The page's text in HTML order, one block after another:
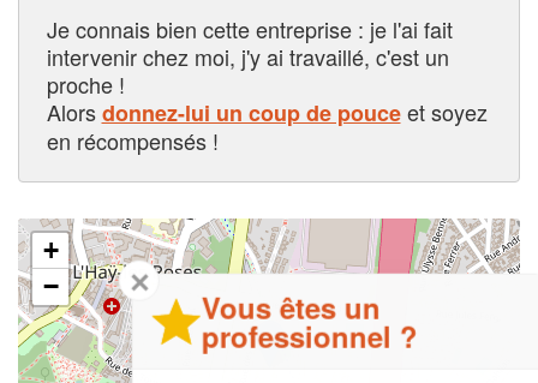
Je connais bien cette entreprise : je l'ai fait
intervenir chez moi, j'y ai travaillé, c'est un
proche !
Alorsdonnez-lui un coup de pouceet soyez
en récompensés !
+
−
✕
Vous êtes un
professionnel ?